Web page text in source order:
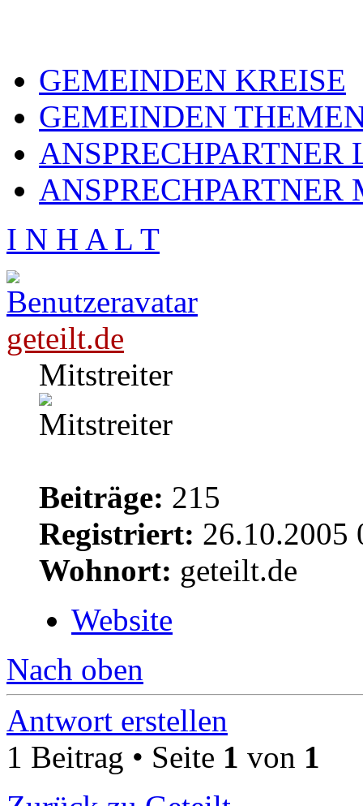
GEMEINDEN KREISE
GEMEINDEN
ANSPRECHPARTNER
ANSPRECHPARTNER
I N H A L T
geteilt.de
Mitstreiter
Beiträge: 215
Registriert: 26.10.2005
Wohnort: geteilt.de
Website
Nach oben
Antwort erstellen
1 Beitrag • Seite 1 von 1